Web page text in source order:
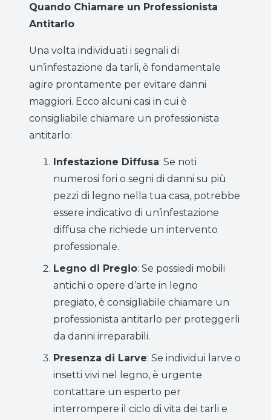
Quando Chiamare un Professionista
Antitarlo
Una volta individuati i segnali di
un’infestazione da tarli, è fondamentale
agire prontamente per evitare danni
maggiori. Ecco alcuni casi in cui è
consigliabile chiamare un professionista
antitarlo:
Infestazione Diffusa: Se noti
numerosi fori o segni di danni su più
pezzi di legno nella tua casa, potrebbe
essere indicativo di un’infestazione
diffusa che richiede un intervento
professionale.
Legno di Pregio: Se possiedi mobili
antichi o opere d’arte in legno
pregiato, è consigliabile chiamare un
professionista antitarlo per proteggerli
da danni irreparabili.
Presenza di Larve: Se individui larve o
insetti vivi nel legno, è urgente
contattare un esperto per
interrompere il ciclo di vita dei tarli e